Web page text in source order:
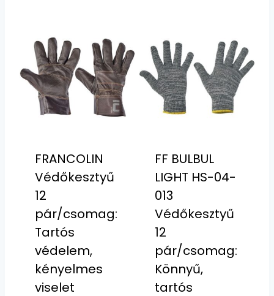
FRANCOLIN
Védőkesztyű
12
pár/csomag:
Tartós
védelem,
kényelmes
viselet
FF BULBUL
LIGHT HS-04-
013
Védőkesztyű
12
pár/csomag:
Könnyű,
tartós